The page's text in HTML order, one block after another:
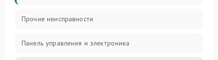
Прочие неисправности
Панель управления и электроника